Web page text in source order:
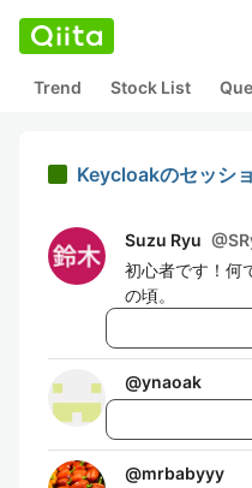
Trend Stock List
Keycloakのセッシ
Suzu Ryu @
初心者です！何
の頃。
@ynaoak
@mrbabyyy